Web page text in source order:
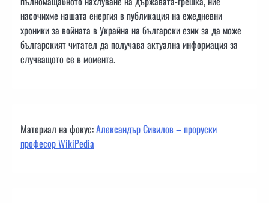
насочихме нашата енергия в публикация на ежедневни
хроники за войната в Украйна на български език за да може
българският читател да получава актуална информация за
случващото се в момента.
Материал на фокус:Александър Сивилов – проруски
професор WikiPedia